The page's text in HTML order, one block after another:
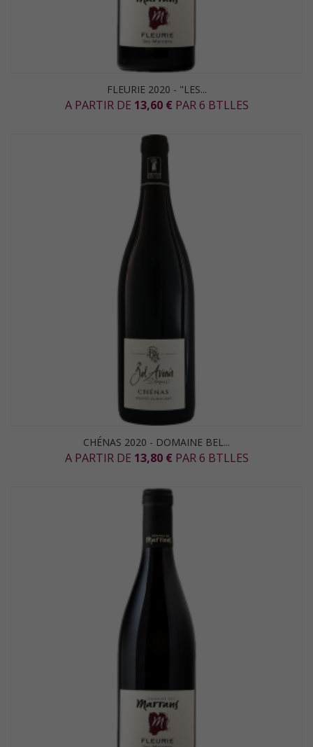
FLEURIE 2020 - "LES...
A PARTIR DE 13,60 € PAR 6 BTLLES
CHÉNAS 2020 - DOMAINE BEL...
A PARTIR DE 13,80 € PAR 6 BTLLES